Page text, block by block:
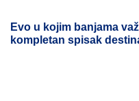
Evo u kojim banjama
kompletan spisak